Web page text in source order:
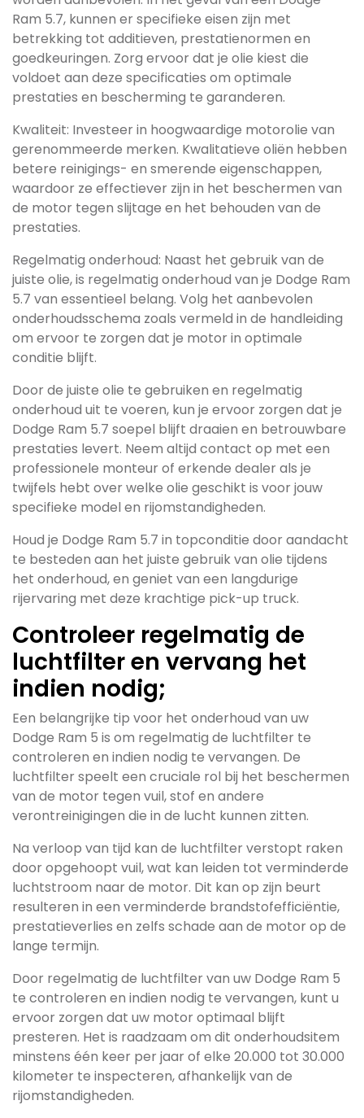
Ram 5.7, kunnen er specifieke eisen zijn met
betrekking tot additieven, prestatienormen en
goedkeuringen. Zorg ervoor dat je olie kiest die
voldoet aan deze specificaties om optimale
prestaties en bescherming te garanderen.
Kwaliteit: Investeer in hoogwaardige motorolie van
gerenommeerde merken. Kwalitatieve oliën hebben
betere reinigings- en smerende eigenschappen,
waardoor ze effectiever zijn in het beschermen van
de motor tegen slijtage en het behouden van de
prestaties.
Regelmatig onderhoud: Naast het gebruik van de
juiste olie, is regelmatig onderhoud van je Dodge Ram
5.7 van essentieel belang. Volg het aanbevolen
onderhoudsschema zoals vermeld in de handleiding
om ervoor te zorgen dat je motor in optimale
conditie blijft.
Door de juiste olie te gebruiken en regelmatig
onderhoud uit te voeren, kun je ervoor zorgen dat je
Dodge Ram 5.7 soepel blijft draaien en betrouwbare
prestaties levert. Neem altijd contact op met een
professionele monteur of erkende dealer als je
twijfels hebt over welke olie geschikt is voor jouw
specifieke model en rijomstandigheden.
Houd je Dodge Ram 5.7 in topconditie door aandacht
te besteden aan het juiste gebruik van olie tijdens
het onderhoud, en geniet van een langdurige
rijervaring met deze krachtige pick-up truck.
Controleer regelmatig de
luchtfilter en vervang het
indien nodig;
Een belangrijke tip voor het onderhoud van uw
Dodge Ram 5 is om regelmatig de luchtfilter te
controleren en indien nodig te vervangen. De
luchtfilter speelt een cruciale rol bij het beschermen
van de motor tegen vuil, stof en andere
verontreinigingen die in de lucht kunnen zitten.
Na verloop van tijd kan de luchtfilter verstopt raken
door opgehoopt vuil, wat kan leiden tot verminderde
luchtstroom naar de motor. Dit kan op zijn beurt
resulteren in een verminderde brandstofefficiëntie,
prestatieverlies en zelfs schade aan de motor op de
lange termijn.
Door regelmatig de luchtfilter van uw Dodge Ram 5
te controleren en indien nodig te vervangen, kunt u
ervoor zorgen dat uw motor optimaal blijft
presteren. Het is raadzaam om dit onderhoudsitem
minstens één keer per jaar of elke 20.000 tot 30.000
kilometer te inspecteren, afhankelijk van de
rijomstandigheden.